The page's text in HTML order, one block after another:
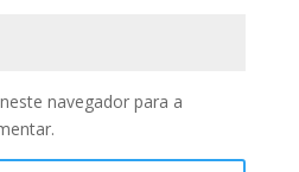
navegador para a